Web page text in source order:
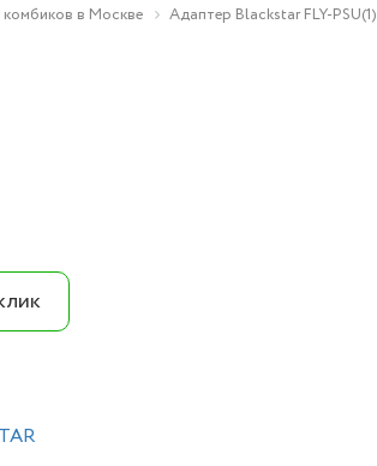
в Москве Адаптер Blackstar FLY-PSU(1)